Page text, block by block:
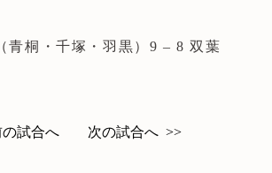
桐・千塚・羽黒）9 – 8 双葉
の試合へ 次の試合へ >>